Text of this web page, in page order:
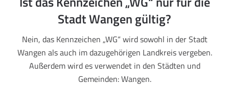
Stadt Wangen gültig?
Nein, das Kennzeichen „WG“ wird sowohl in der Stadt
Wangen als auch im dazugehörigen Landkreis vergeben.
Außerdem wird es verwendet in den Städten und
Gemeinden: Wangen.